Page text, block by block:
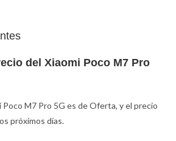
del Xiaomi Poco M7 Pro
Poco M7 Pro 5G es de Oferta, y el precio
próximos días.